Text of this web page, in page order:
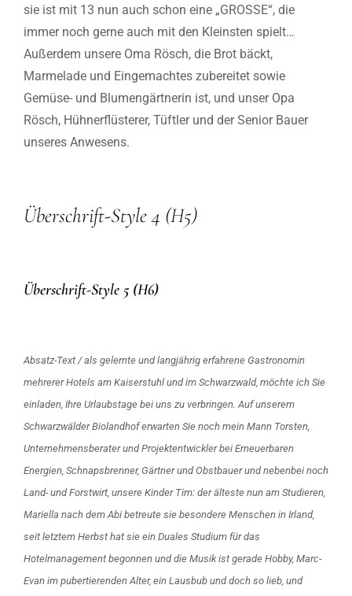
sie ist mit 13 nun auch schon eine „GROSSE“, die
immer noch gerne auch mit den Kleinsten spielt…
Außerdem unsere Oma Rösch, die Brot bäckt,
Marmelade und Eingemachtes zubereitet sowie
Gemüse- und Blumengärtnerin ist, und unser Opa
Rösch, Hühnerflüsterer, Tüftler und der Senior Bauer
unseres Anwesens.
Überschrift-Style 4 (H5)
Überschrift-Style 5 (H6)
Absatz-Text / als gelernte und langjährig erfahrene Gastronomin
mehrerer Hotels am Kaiserstuhl und im Schwarzwald, möchte ich Sie
einladen, Ihre Urlaubstage bei uns zu verbringen. Auf unserem
Schwarzwälder Biolandhof erwarten Sie noch mein Mann Torsten,
Unternehmensberater und Projektentwickler bei Erneuerbaren
Energien, Schnapsbrenner, Gärtner und Obstbauer und nebenbei noch
Land- und Forstwirt, unsere Kinder Tim: der älteste nun am Studieren,
Mariella nach dem Abi betreute sie besondere Menschen in Irland,
seit letztem Herbst hat sie ein Duales Studium für das
Hotelmanagement begonnen und die Musik ist gerade Hobby, Marc-
Evan im pubertierenden Alter, ein Lausbub und doch so lieb, und